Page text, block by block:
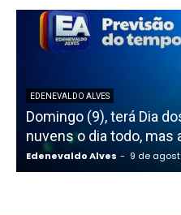
EDENEVALDO ALVES
Domingo (9), terá Dia
nuvens o dia todo, mas
Edenevaldo Alves - 9 de